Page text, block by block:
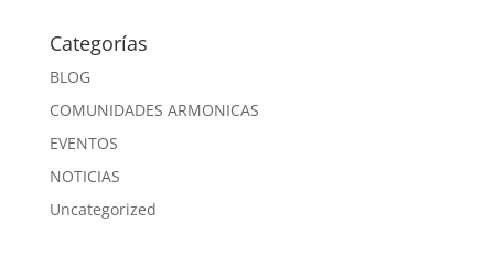
Categorías
BLOG
COMUNIDADES ARMONICAS
EVENTOS
NOTICIAS
Uncategorized